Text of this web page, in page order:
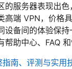
的服务器表现出色
高端 VPN，价格
设备间的体验保持
助中心、FAQ 和
南、评测与实用